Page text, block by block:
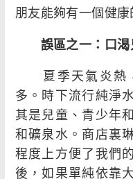
疾病
朋友能夠有一個健康
誤區之一：口
夏季天氣炎熱
多。時下流行純淨
其是兒童、青少年
和礦泉水。商店裏
程度上方便了我們
後，如果單純依靠